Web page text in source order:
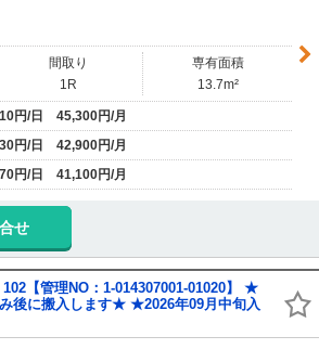
間取り
1R
専有面積
13.7m²
円/日 45,300円/月
円/日 42,900円/月
円/日 41,100円/月
せ
【管理NO：1-014307001-01020】 ★
後に搬入します★ ★2026年09月中旬入